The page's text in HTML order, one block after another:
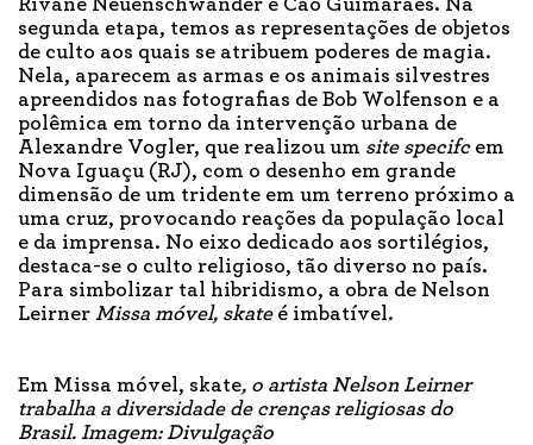
Rivane Neuenschwander e Cao Guimarães. Na
segunda etapa, temos as representações de objetos
de culto aos quais se atribuem poderes de magia.
Nela, aparecem as armas e os animais silvestres
apreendidos nas fotografias de Bob Wolfenson e a
polêmica em torno da intervenção urbana de
Alexandre Vogler, que realizou um site specifcem
Nova Iguaçu (RJ), com o desenho em grande
dimensão de um tridente em um terreno próximo a
uma cruz, provocando reações da população local
e da imprensa. No eixo dedicado aos sortilégios,
destaca-se o culto religioso, tão diverso no país.
Para simbolizar tal hibridismo, a obra de Nelson
Leirner Missa móvel, skateé imbatível.
Em Missa móvel, skate, o artista Nelson Leirner
trabalha a diversidade de crenças religiosas do
Brasil. Imagem: Divulgação